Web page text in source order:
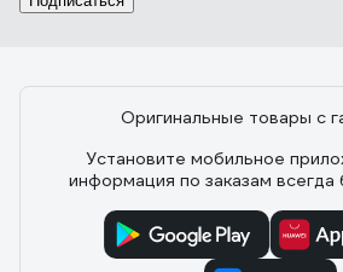
Размер XXL подойдёт на ладонь
16 отзывов
Отзыв о перчатках Jeta Safety
Оригинальные товары с
Установите мобильное
информация по заказам всегда